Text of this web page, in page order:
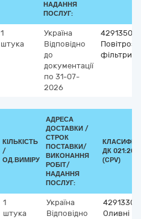
НАДАННЯ
ПОСЛУГ:
1
штука
Україна
Відповідно
до
документації
по 31-07-
2026
фільтри
КІЛЬКІСТЬ
/
ОД.ВИМІРУ
АДРЕСА
ДОСТАВКИ /
СТРОК
ПОСТАВКИ/
ВИКОНАННЯ
РОБІТ/
НАДАННЯ
ПОСЛУГ:
ДК
(CPV)
1
штука
Україна
Відповідно
Оливні